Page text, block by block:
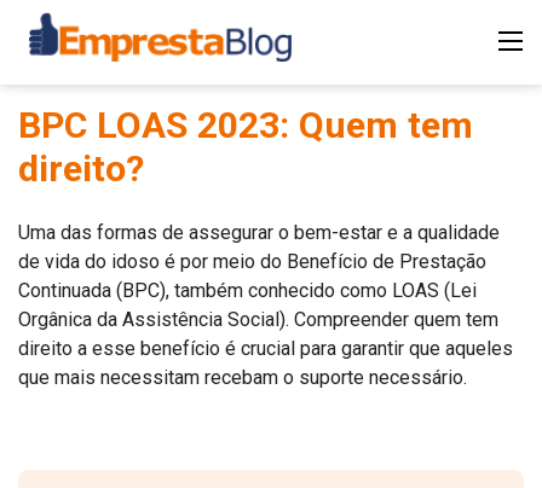
BPC LOAS 2023: Quem tem
direito?
Uma das formas de assegurar o bem-estar e a qualidade
de vida do idoso é por meio do Benefício de Prestação
Continuada (BPC), também conhecido como LOAS (Lei
Orgânica da Assistência Social). Compreender quem tem
direito a esse benefício é crucial para garantir que aqueles
que mais necessitam recebam o suporte necessário.